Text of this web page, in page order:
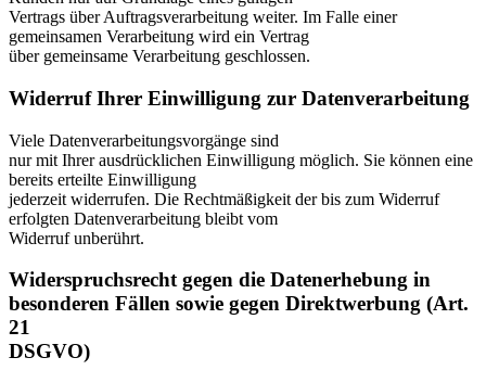
Vertrags über Auftragsverarbeitung weiter. Im Falle einer
gemeinsamen Verarbeitung wird ein Vertrag
über gemeinsame Verarbeitung geschlossen.
Widerruf Ihrer Einwilligung zur Datenverarbeitung
Viele Datenverarbeitungsvorgänge sind
nur mit Ihrer ausdrücklichen Einwilligung möglich. Sie können eine
bereits erteilte Einwilligung
jederzeit widerrufen. Die Rechtmäßigkeit der bis zum Widerruf
erfolgten Datenverarbeitung bleibt vom
Widerruf unberührt.
Widerspruchsrecht gegen die Datenerhebung in
besonderen Fällen sowie gegen Direktwerbung (Art.
21
DSGVO)